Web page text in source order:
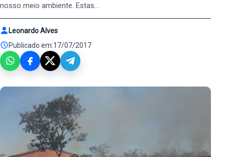
nosso meio ambiente. Estas…
Leonardo Alves
Publicado em:17/07/2017